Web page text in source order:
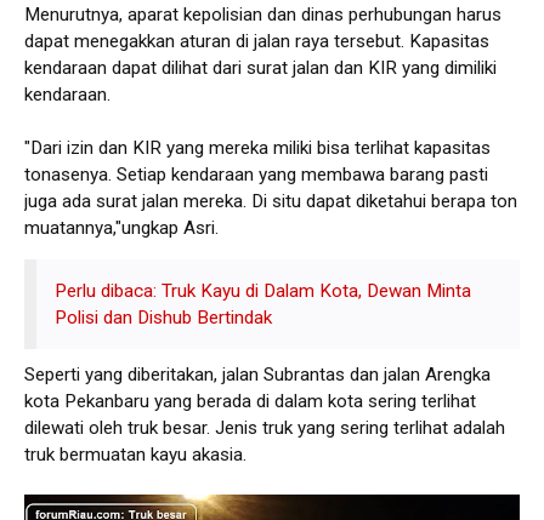
Menurutnya, aparat kepolisian dan dinas perhubungan harus
dapat menegakkan aturan di jalan raya tersebut. Kapasitas
kendaraan dapat dilihat dari surat jalan dan KIR yang dimiliki
kendaraan.
"Dari izin dan KIR yang mereka miliki bisa terlihat kapasitas
tonasenya. Setiap kendaraan yang membawa barang pasti
juga ada surat jalan mereka. Di situ dapat diketahui berapa ton
muatannya,"ungkap Asri.
Perlu dibaca: Truk Kayu di Dalam Kota, Dewan Minta
Polisi dan Dishub Bertindak
Seperti yang diberitakan, jalan Subrantas dan jalan Arengka
kota Pekanbaru yang berada di dalam kota sering terlihat
dilewati oleh truk besar. Jenis truk yang sering terlihat adalah
truk bermuatan kayu akasia.